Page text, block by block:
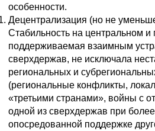
особенности.
Децентрализация (но не
Стабильность на центральном и
поддерживаемая взаимным
сверхдержав, не исключала
региональных и
(региональные конфликты,
«третьими странами», войны с
одной из сверхдержав при
опосредованной поддержке